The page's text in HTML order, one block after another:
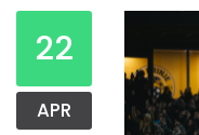
22
APR